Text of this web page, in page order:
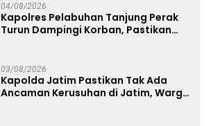
04/08/2026
Kapolres Pelabuhan Tanjung Perak
Turun Dampingi Korban, Pastikan
03/08/2026
Kapolda Jatim Pastikan Tak Ada
Ancaman Kerusuhan di Jatim, Warga